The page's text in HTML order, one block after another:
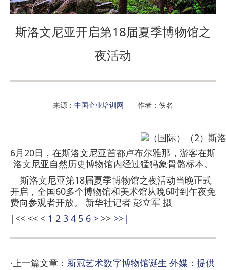
斯洛文尼亚开启第18届夏季博物馆之
夜活动
来源： 中国企业培训网 作者：佚名
6月20日，在斯洛文尼亚首都卢布尔雅那，游客在斯
洛文尼亚自然历史博物馆内经过猛犸象骨骼标本。
斯洛文尼亚第18届夏季博物馆之夜活动当晚正式
开启，全国60多个博物馆和美术馆从晚6时到午夜免
费向参观者开放。 新华社记者 彭立军 摄
|<< << < 1 2 3 4 5 6 > >> >>|
·上一篇文章： 新冠艺术数字博物馆诞生 外媒：提供